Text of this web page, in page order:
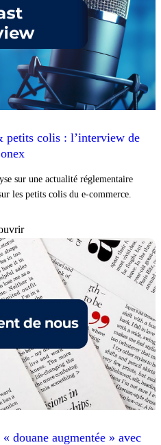
petits colis : l’interview de
sur une actualité réglementaire
les petits colis du e-commerce.
douane augmentée » avec